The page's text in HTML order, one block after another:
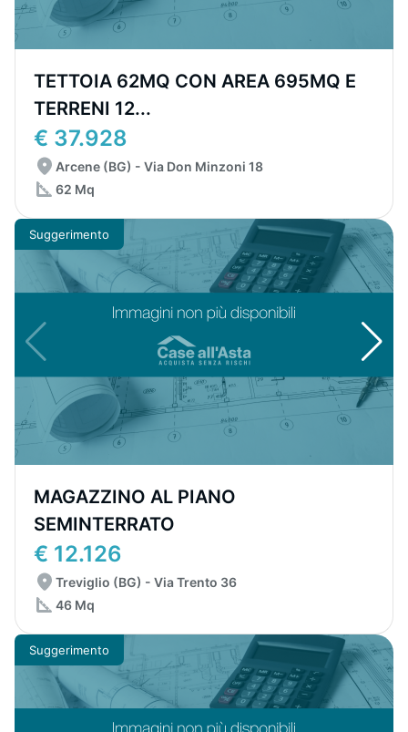
TETTOIA 62MQ CON AREA 695MQ E
TERRENI 12...
€ 37.928
Arcene (BG) - Via Don Minzoni 18
62 Mq
Suggerimento
MAGAZZINO AL PIANO
SEMINTERRATO
€ 12.126
Treviglio (BG) - Via Trento 36
46 Mq
Suggerimento